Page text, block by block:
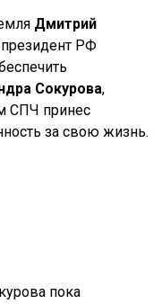
Дмитрий
президент РФ
Сокурова,
СПЧ принес
за свою жизнь.
пока